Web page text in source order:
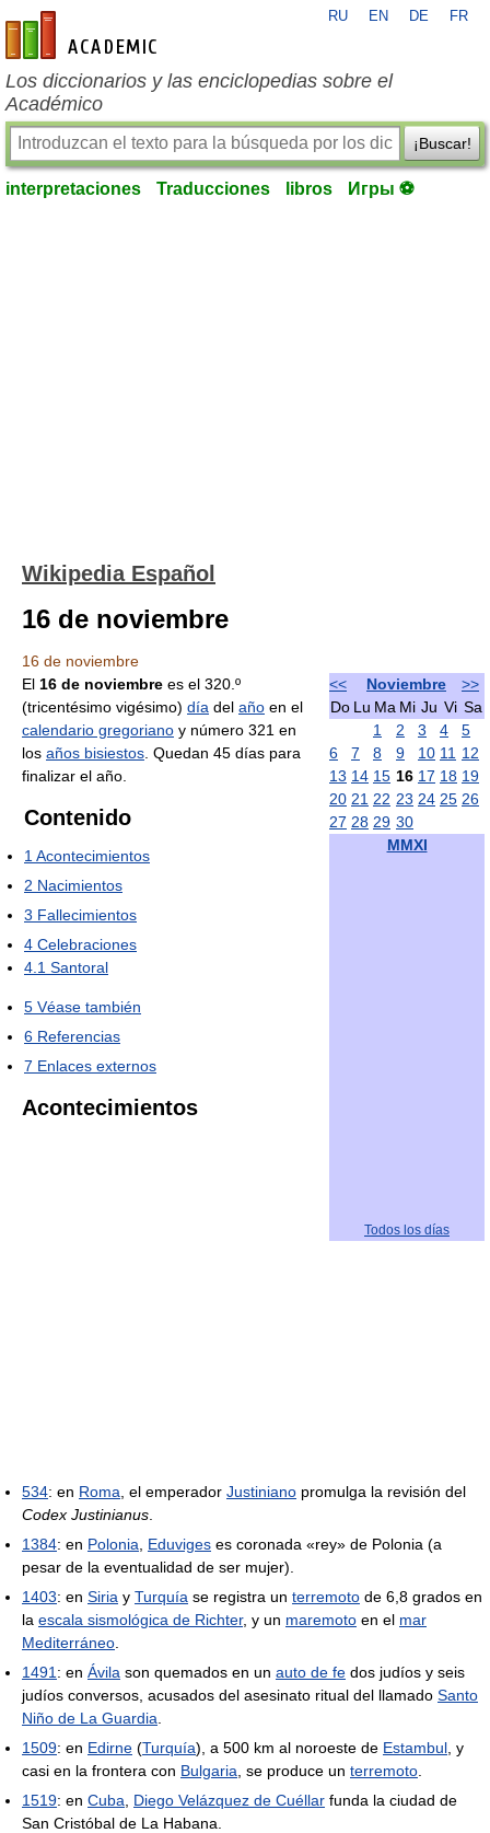
es-academic.com
RU EN DE FR
Los diccionarios y las enciclopedias sobre el
Académico
¡Buscar!
interpretaciones Traducciones libros Игры ⚽
Wikipedia Español
16 de noviembre
16 de noviembre
<<
Noviembre
>>
Do Lu Ma Mi Ju Vi Sa
1
2 3 4
5
6
7 8 9 10 11 12
13 14 15 16 17 18 19
20 21 22 23 24 25 26
27 28 29 30
MMXI
Todos los días
El 16 de noviembre es el 320.º
(tricentésimo vigésimo) día del año en el
calendario gregoriano y número 321 en
los años bisiestos . Quedan 45 días para
finalizar el año.
Contenido
1 Acontecimientos
2 Nacimientos
3 Fallecimientos
4 Celebraciones
4.1 Santoral
5 Véase también
6 Referencias
7 Enlaces externos
Acontecimientos
534: en Roma , el emperador Justiniano promulga la revisión del
Codex Justinianus
1384: en Polonia Eduviges es coronada «rey» de Polonia (a
pesar de la eventualidad de ser mujer).
1403: en Siria y Turquía se registra un terremoto de 6,8 grados en
la escala sismológica de Richter, y un maremoto en el mar
Mediterráneo
1491 : en Ávila son quemados en un auto de fe dos judíos y seis
judíos conversos, acusados del asesinato ritual del llamado Santo
Niño de La Guardia
1509: en Edirne (Turquía), a 500 km al noroeste de Estambul , y
casi en la frontera con Bulgaria , se produce un terremoto
1519: en Cuba Diego Velázquez de Cuéllar funda la ciudad de
San Cristóbal de La Habana.